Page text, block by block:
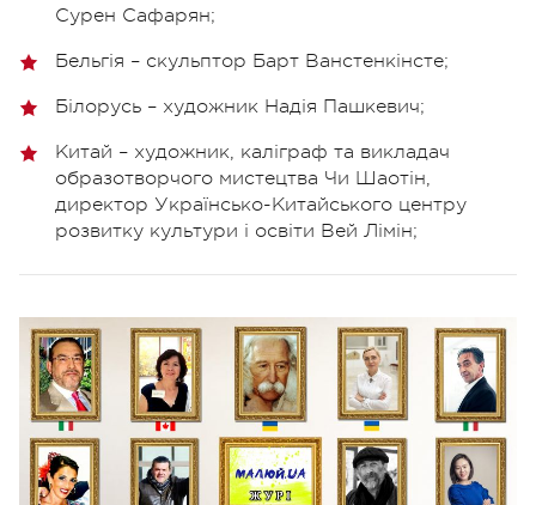
Сурен Сафарян;
Бельгія – скульптор Барт Ванстенкінсте;
Білорусь – художник Надія Пашкевич;
Китай – художник, каліграф та викладач
образотворчого мистецтва Чи Шаотін,
директор Українсько-Китайського центру
розвитку культури і освіти Вей Лімін;